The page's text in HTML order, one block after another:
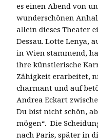
es einen Abend von
wunderschönen
allein dieses Theater
Dessau. Lotte Lenya,
in Wien stammend,
ihre künstlerische
Zähigkeit erarbeitet,
charmant und auf
Andrea Eckart
Du bist nicht schön,
mögen“. Die
nach Paris, später in